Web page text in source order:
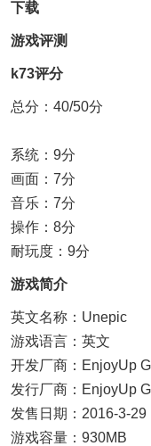
下载
游戏评测
k73评分
总分：40/50分
系统：9分
画面：7分
音乐：7分
操作：8分
耐玩度：9分
游戏简介
英文名称：Unepic
游戏语言：英文
开发厂商：EnjoyUp
发行厂商：EnjoyUp
发售日期：2016-3-29
游戏容量：930MB